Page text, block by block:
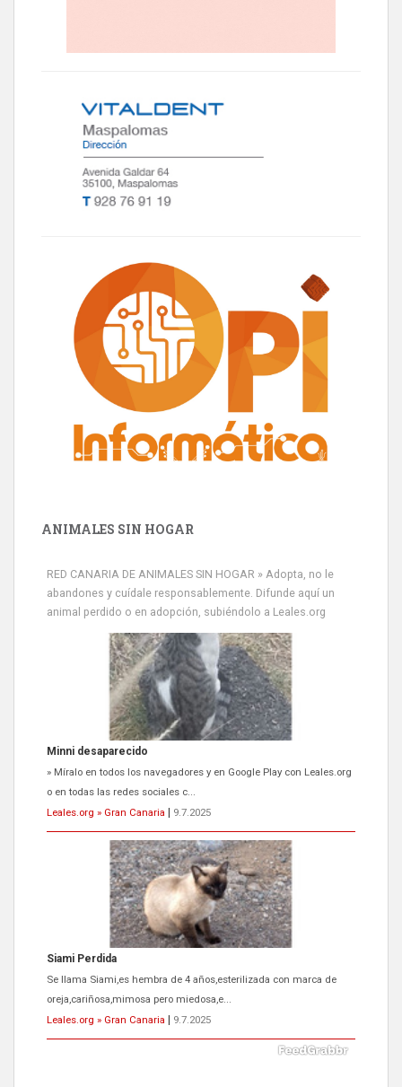
ANIMALES SIN HOGAR
RED CANARIA DE ANIMALES SIN HOGAR » Adopta, no le
abandones y cuídale responsablemente. Difunde aquí un
animal perdido o en adopción, subiéndolo a Leales.org
Minni desaparecido
» Míralo en todos los navegadores y en Google Play con Leales.org
o en todas las redes sociales c...
Leales.org » Gran Canaria
9.7.2025
Siami Perdida
Se llama Siami,es hembra de 4 años,esterilizada con marca de
oreja,cariñosa,mimosa pero miedosa,e...
Leales.org » Gran Canaria
9.7.2025